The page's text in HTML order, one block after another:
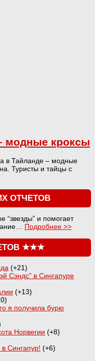
модные кроксы
в Тайланде – модные
Туристы и тайцы с
ОТЧЕТОВ
“звезды” и помогает
Подробнее >>
★★★
+21
Сэндс" в Сингапуре
+13
я получила бурю
Норвегии
+8
в Сингапур!
+6